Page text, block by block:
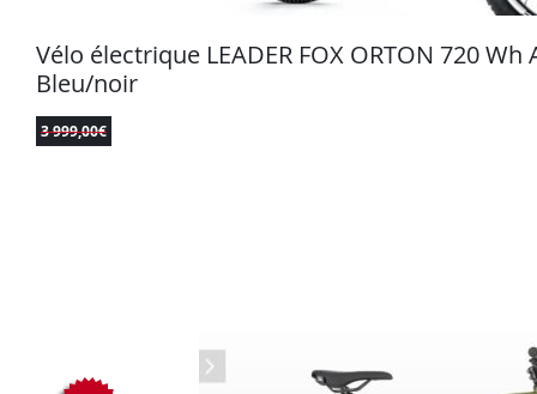
Vélo électrique LEADER FOX ORTON 720
Bleu/noir
3 999,00€